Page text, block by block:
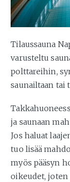
Tilaussauna
varusteltu
polttareihin,
saunailtaan tai
ja saunaan
Jos haluat
tuo lisää
myös pääsyn
oikeudet, joten